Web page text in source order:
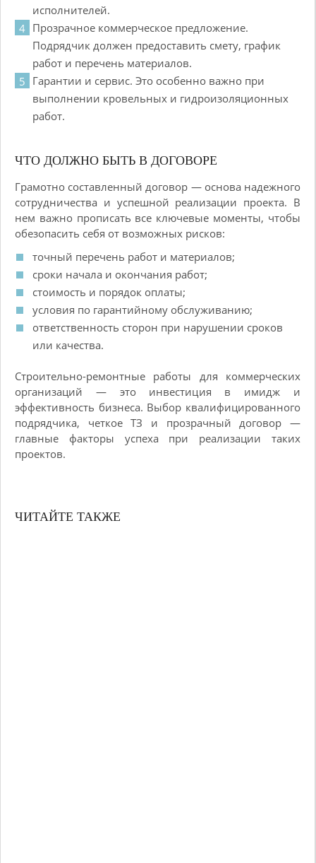
исполнителей.
Прозрачное коммерческое предложение.
Подрядчик должен предоставить смету, график
работ и перечень материалов.
Гарантии и сервис. Это особенно важно при
выполнении кровельных и гидроизоляционных
работ.
ЧТО ДОЛЖНО БЫТЬ В ДОГОВОРЕ
Грамотно составленный договор — основа надежного
сотрудничества и успешной реализации проекта. В
нем важно прописать все ключевые моменты, чтобы
обезопасить себя от возможных рисков:
точный перечень работ и материалов;
сроки начала и окончания работ;
стоимость и порядок оплаты;
условия по гарантийному обслуживанию;
ответственность сторон при нарушении сроков
или качества.
Строительно-ремонтные работы для коммерческих
организаций — это инвестиция в имидж и
эффективность бизнеса. Выбор квалифицированного
подрядчика, четкое ТЗ и прозрачный договор —
главные факторы успеха при реализации таких
проектов.
ЧИТАЙТЕ ТАКЖЕ